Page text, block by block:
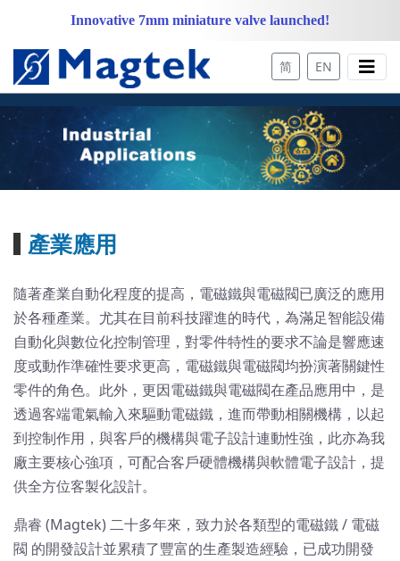
Innovative 7mm miniature valve launched!
简 EN
產業應用
隨著產業自動化程度的提高，電磁鐵與電磁閥已廣泛的應用
於各種產業。尤其在目前科技躍進的時代，為滿足智能設備
自動化與數位化控制管理，對零件特性的要求不論是響應速
度或動作準確性要求更高，電磁鐵與電磁閥均扮演著關鍵性
零件的角色。此外，更因電磁鐵與電磁閥在產品應用中，是
透過客端電氣輸入來驅動電磁鐵，進而帶動相關機構，以起
到控制作用，與客戶的機構與電子設計連動性強，此亦為我
廠主要核心強項，可配合客戶硬體機構與軟體電子設計，提
供全方位客製化設計。
鼎睿 (Magtek) 二十多年來，致力於各類型的電磁鐵 / 電磁
閥 的開發設計並累積了豐富的生產製造經驗，已成功開發